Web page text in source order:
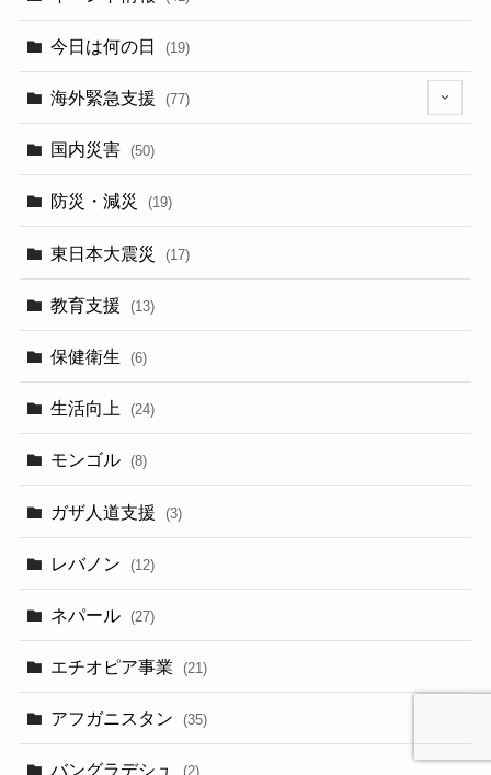
今日は何の日 (19)
海外緊急支援 (77)
国内災害 (50)
防災・減災 (19)
東日本大震災 (17)
教育支援 (13)
保健衛生 (6)
生活向上 (24)
モンゴル (8)
ガザ人道支援 (3)
レバノン (12)
ネパール (27)
エチオピア事業 (21)
アフガニスタン (35)
バングラデシュ (2)